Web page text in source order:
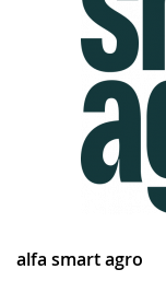
alfa smart agro